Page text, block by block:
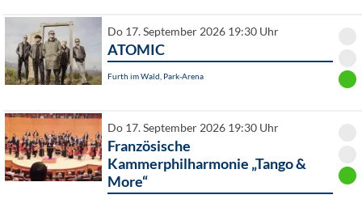
Do 17. September 2026 19:30 Uhr
ATOMIC
Furth im Wald, Park-Arena
Do 17. September 2026 19:30 Uhr
Französische
Kammerphilharmonie „Tango &
More“